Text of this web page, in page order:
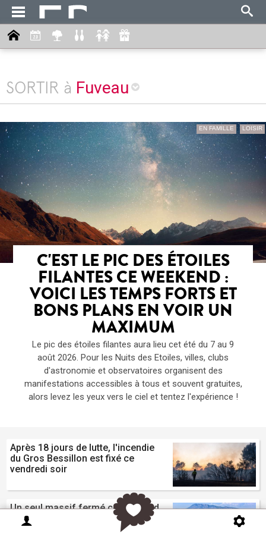
SORTIR à Fuveau
EN FAMILLE LOISIR
C'EST LE PIC DES ÉTOILES
FILANTES CE WEEKEND :
VOICI LES TEMPS FORTS ET
BONS PLANS EN VOIR UN
MAXIMUM
Le pic des étoiles filantes aura lieu cet été du 7 au 9
août 2026. Pour les Nuits des Etoiles, villes, clubs
d'astronomie et observatoires organisent des
manifestations accessibles à tous et souvent gratuites,
alors levez les yeux vers le ciel et tentez l'expérience !
Après 18 jours de lutte, l'incendie
du Gros Bessillon est fixé ce
vendredi soir
Un seul massif fermé ce weekend
dans la région : le Haut Var